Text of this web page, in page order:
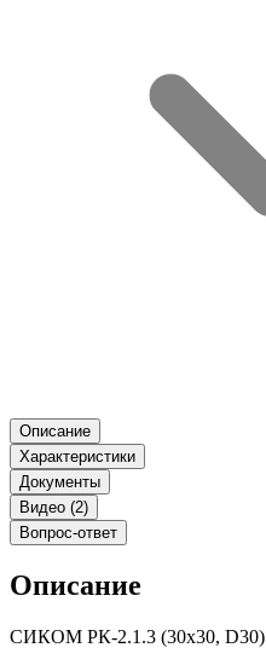
Описание
Характеристики
Документы
Видео (2)
Вопрос-ответ
Описание
СИКОМ РК-2.1.3 (30х30, D30)